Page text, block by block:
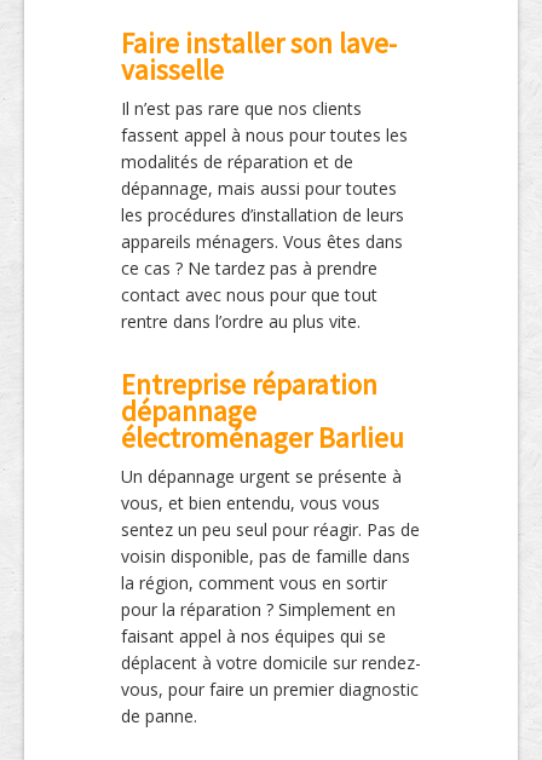
Faire installer son lave-
vaisselle
Il n’est pas rare que nos clients
fassent appel à nous pour toutes les
modalités de réparation et de
dépannage, mais aussi pour toutes
les procédures d’installation de leurs
appareils ménagers. Vous êtes dans
ce cas ? Ne tardez pas à prendre
contact avec nous pour que tout
rentre dans l’ordre au plus vite.
Entreprise réparation
dépannage
électroménager Barlieu
Un dépannage urgent se présente à
vous, et bien entendu, vous vous
sentez un peu seul pour réagir. Pas de
voisin disponible, pas de famille dans
la région, comment vous en sortir
pour la réparation ? Simplement en
faisant appel à nos équipes qui se
déplacent à votre domicile sur rendez-
vous, pour faire un premier diagnostic
de panne.